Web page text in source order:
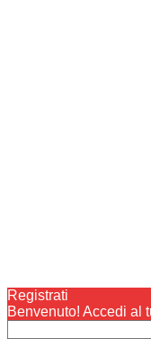
Registrati
Benvenuto! Accedi al